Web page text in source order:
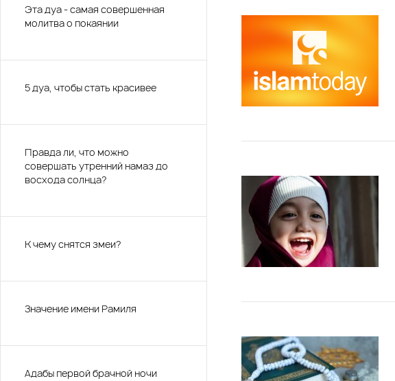
Эта дуа - самая совершенная
молитва о покаянии
5 дуа, чтобы стать красивее
Правда ли, что можно
совершать утренний намаз до
восхода солнца?
К чему снятся змеи?
Значение имени Рамиля
Адабы первой брачной ночи